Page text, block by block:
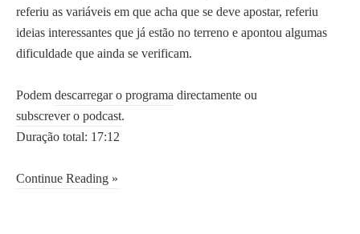
referiu as variáveis em que acha que se deve apostar, referiu
ideias interessantes que já estão no terreno e apontou algumas
dificuldade que ainda se verificam.
Podem descarregar o programa directamente ou
subscrever o podcast.
Duração total: 17:12
Continue Reading »